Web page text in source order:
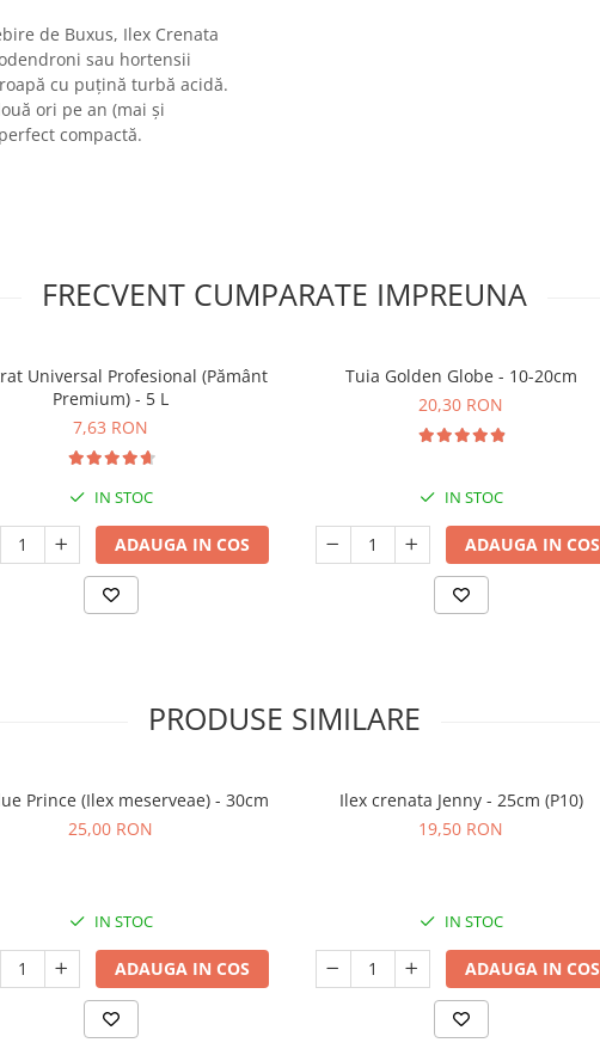
de Buxus, Ilex Crenata
sau hortensii
cu puțină turbă acidă.
ori pe an (mai și
compactă.
FRECVENT CUMPARATE IMPREUNA
Universal Profesional (Pământ
Premium) - 5 L
7,63 RON
IN STOC
ADAUGA IN COS
Tuia Golden Globe - 10-20cm
20,30 RON
IN STOC
ADAUGA IN COS
PRODUSE SIMILARE
Prince (Ilex meserveae) - 30cm
25,00 RON
IN STOC
ADAUGA IN COS
Ilex crenata Jenny - 25cm (P10)
19,50 RON
IN STOC
ADAUGA IN COS